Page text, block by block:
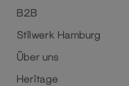
B2B
Stilwerk Hamburg
Über uns
Heritage